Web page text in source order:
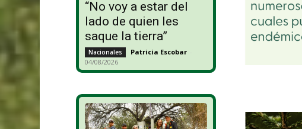
“No voy a estar del
lado de quien les
saque la tierra”
Nacionales Patricia Escobar -
04/08/2026